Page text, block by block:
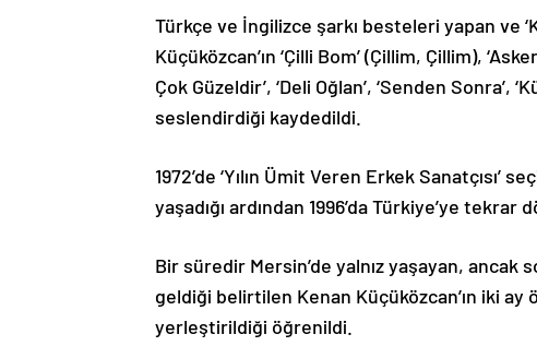
Türkçe ve İngilizce şarkı besteleri yapan ve
Küçüközcan’ın ‘Çilli Bom’ (Çillim, Çillim),
Çok Güzeldir’, ‘Deli Oğlan’, ‘Senden Sonra’,
seslendirdiği kaydedildi.
1972’de ‘Yılın Ümit Veren Erkek Sanatçısı’
yaşadığı ardından 1996’da Türkiye’ye
Bir süredir Mersin’de yalnız yaşayan,
geldiği belirtilen Kenan Küçüközcan’ın iki
yerleştirildiği öğrenildi.